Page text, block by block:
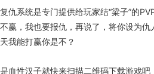
复仇系统是专门提供给玩家结“梁子”的
不赢，我也要报仇，再说了，将你设为
天我能打赢你是不？
是血性汉子就快来扫描二维码下载游戏吧